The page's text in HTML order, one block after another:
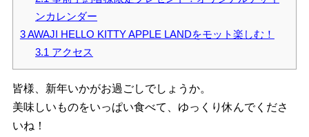
ンカレンダー
3AWAJI HELLO KITTY APPLE LANDをモット楽しむ！
3.1 アクセス
皆様、新年いかがお過ごしでしょうか。
美味しいものをいっぱい食べて、ゆっくり休んでくださ
いね！